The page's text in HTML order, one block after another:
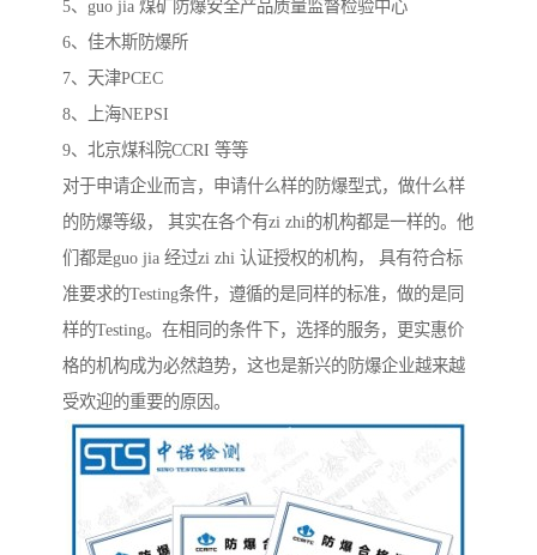
5、guo jia 煤矿防爆安全产品质量监督检验中心
6、佳木斯防爆所
7、天津PCEC
8、上海NEPSI
9、北京煤科院CCRI 等等
对于申请企业而言，申请什么样的防爆型式，做什么样
的防爆等级， 其实在各个有zi zhi的机构都是一样的。他
们都是guo jia 经过zi zhi 认证授权的机构， 具有符合标
准要求的Testing条件，遵循的是同样的标准，做的是同
样的Testing。在相同的条件下，选择的服务，更实惠价
格的机构成为必然趋势，这也是新兴的防爆企业越来越
受欢迎的重要的原因。